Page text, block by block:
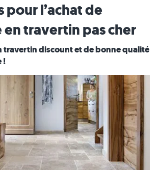
pour l’achat de
en travertin pas cher
travertin discount et de bonne qualité
!